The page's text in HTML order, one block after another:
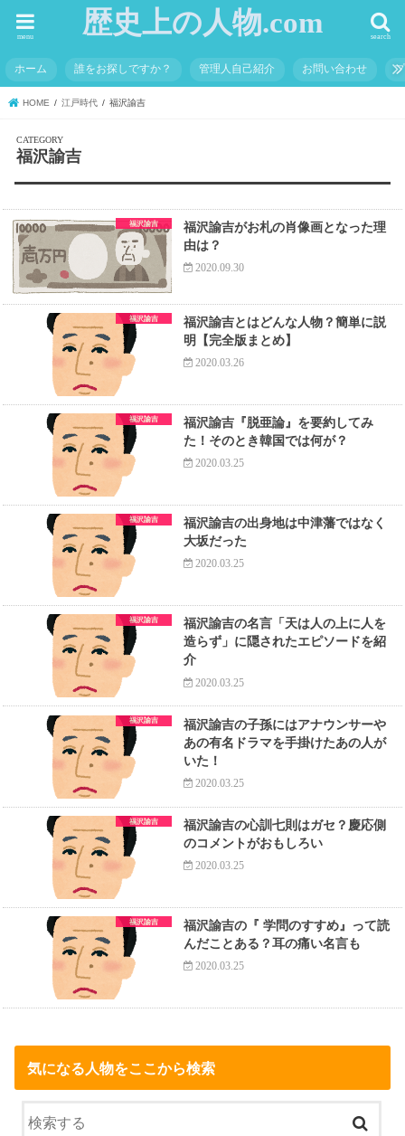
歴史上の人物.com search
menu
ホーム 誰をお探しですか？ 管理人自己紹介 お問い合わせ
HOME 江戸時代 福沢諭吉
福沢諭吉
福沢諭吉
福沢諭吉がお札の肖像画となった理
由は？
2020.09.30
福沢諭吉
福沢諭吉とはどんな人物？簡単に説
明【完全版まとめ】
2020.03.26
福沢諭吉
福沢諭吉『脱亜論』を要約してみ
た！そのとき韓国では何が？
2020.03.25
福沢諭吉
福沢諭吉の出身地は中津藩ではなく
大坂だった
2020.03.25
福沢諭吉
福沢諭吉の名言「天は人の上に人を
造らず」に隠されたエピソードを紹
介
2020.03.25
福沢諭吉
福沢諭吉の子孫にはアナウンサーや
あの有名ドラマを手掛けたあの人が
いた！
2020.03.25
福沢諭吉
福沢諭吉の心訓七則はガセ？慶応側
のコメントがおもしろい
2020.03.25
福沢諭吉
福沢諭吉の『 学問のすすめ』って読
んだことある？耳の痛い名言も
2020.03.25
気になる人物をここから検索